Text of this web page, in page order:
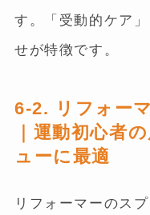
す。「受動的ケア
せが特徴です。
6-2. リフォー
｜運動初心者
ューに最適
リフォーマーのス